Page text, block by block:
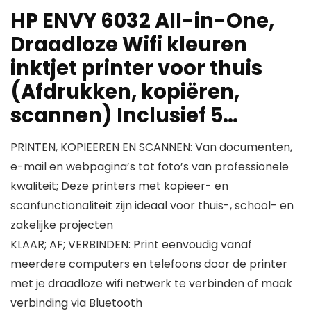
HP ENVY 6032 All-in-One,
Draadloze Wifi kleuren
inktjet printer voor thuis
(Afdrukken, kopiëren,
scannen) Inclusief 5…
PRINTEN, KOPIEEREN EN SCANNEN: Van documenten,
e-mail en webpagina’s tot foto’s van professionele
kwaliteit; Deze printers met kopieer- en
scanfunctionaliteit zijn ideaal voor thuis-, school- en
zakelijke projecten
KLAAR; AF; VERBINDEN: Print eenvoudig vanaf
meerdere computers en telefoons door de printer
met je draadloze wifi netwerk te verbinden of maak
verbinding via Bluetooth